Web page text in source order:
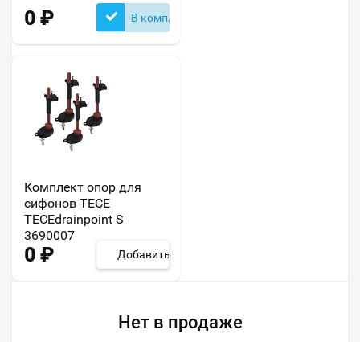
0 ₽ В комплекте
Комплект опор для
сифонов TECE
TECEdrainpoint S
3690007
0 ₽ Добавить
Нет в продаже